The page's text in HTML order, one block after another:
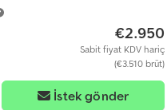
€2.950
Sabit fiyat KDV hariç
(€3.510 brüt)
İstek gönder